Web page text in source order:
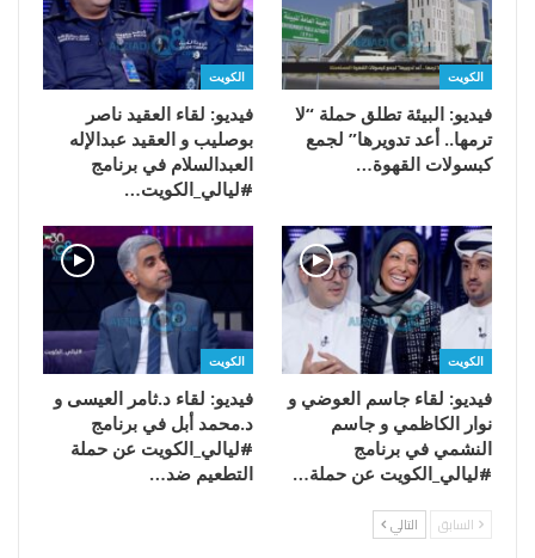
الكويت
فيديو: البيئة تطلق حملة “لا
ترمها.. أعد تدويرها” لجمع
كبسولات القهوة…
الكويت
فيديو: لقاء العقيد ناصر
بوصليب و العقيد عبدالإله
العبدالسلام في برنامج
#ليالي_الكويت…
الكويت
فيديو: لقاء جاسم العوضي و
نوار الكاظمي و جاسم
النشمي في برنامج
#ليالي_الكويت عن حملة…
الكويت
فيديو: لقاء د.ثامر العيسى و
د.محمد أبل في برنامج
#ليالي_الكويت عن حملة
التطعيم ضد…
السابق التالي